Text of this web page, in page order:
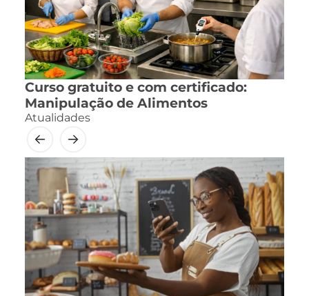
Curso gratuito e com certificado:
Manipulação de Alimentos
Atualidades